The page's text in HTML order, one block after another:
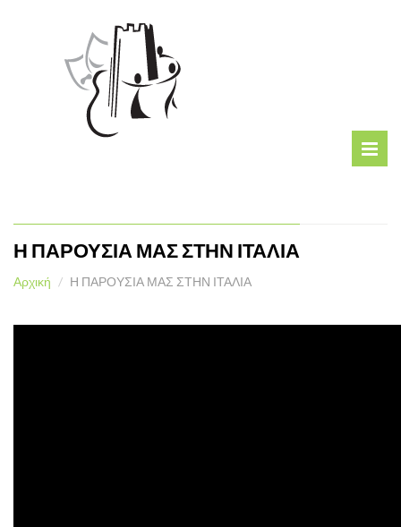
Η ΠΑΡΟΥΣΙΑ ΜΑΣ ΣΤΗΝ ΙΤΑΛΙΑ
Αρχική Η ΠΑΡΟΥΣΙΑ ΜΑΣ ΣΤΗΝ ΙΤΑΛΙΑ